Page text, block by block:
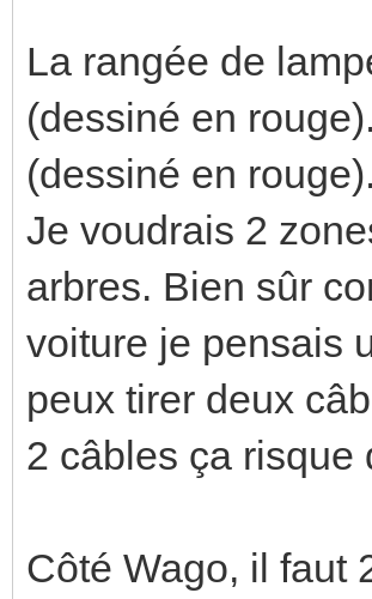
La rangée de
(dessiné en
(dessiné en rouge).
Je voudrais 2
arbres. Bien sûr
voiture je pensais
peux tirer deux
2 câbles ça risque
Côté Wago, il faut